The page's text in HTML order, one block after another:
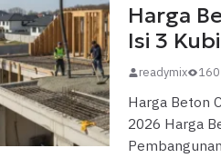
Harga
Isi 3
readymix
Harga Beton
2026 Harga